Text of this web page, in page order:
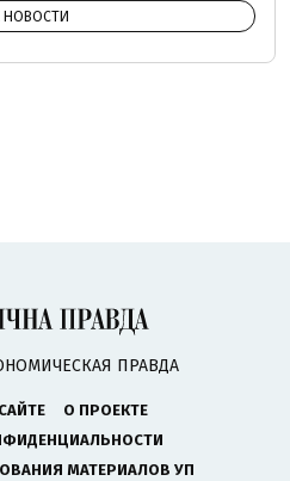
НОВОСТИ
ПРАВДА
О ПРОЕКТЕ
МАТЕРИАЛОВ УП